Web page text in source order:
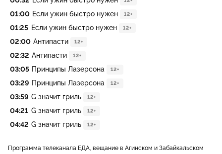
01:00 Если ужин быстро нужен 12+
01:25 Если ужин быстро нужен 12+
02:00 Антипасти 12+
02:32 Антипасти 12+
03:05 Принципы Лазерсона 12+
03:29 Принципы Лазерсона 12+
03:59 G значит гриль 12+
04:21 G значит гриль 12+
04:42 G значит гриль 12+
Программа телеканала ЕДА, вещание в Агинском и Забайкальском